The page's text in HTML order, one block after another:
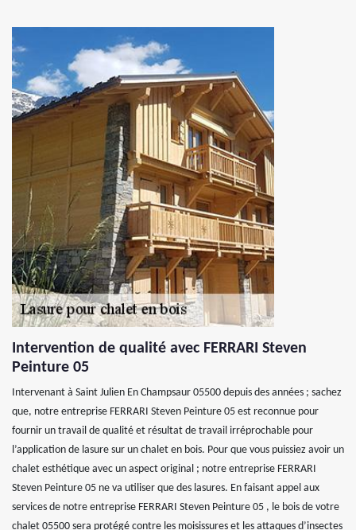
Intervention de qualité avec FERRARI Steven
Peinture 05
Intervenant à Saint Julien En Champsaur 05500 depuis des années ; sachez
que, notre entreprise FERRARI Steven Peinture 05 est reconnue pour
fournir un travail de qualité et résultat de travail irréprochable pour
l’application de lasure sur un chalet en bois. Pour que vous puissiez avoir un
chalet esthétique avec un aspect original ; notre entreprise FERRARI
Steven Peinture 05 ne va utiliser que des lasures. En faisant appel aux
services de notre entreprise FERRARI Steven Peinture 05 , le bois de votre
chalet 05500 sera protégé contre les moisissures et les attaques d’insectes